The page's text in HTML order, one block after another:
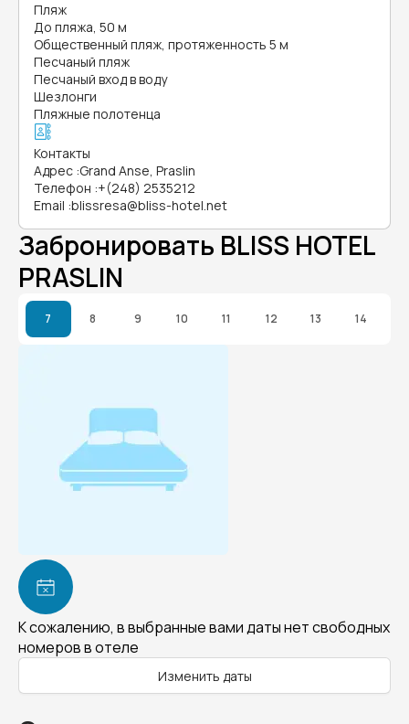
Пляж
До пляжа, 50 м
Общественный пляж, протяженность 5 м
Песчаный пляж
Песчаный вход в воду
Шезлонги
Пляжные полотенца
Контакты
Адрес :Grand Anse, Praslin
Телефон :+(248) 2535212
Email :blissresa@bliss-hotel.net
Забронировать BLISS HOTEL
PRASLIN
7 8 9 10 11 12 13 14
К сожалению, в выбранные вами даты нет свободных
номеров в отеле
Изменить даты